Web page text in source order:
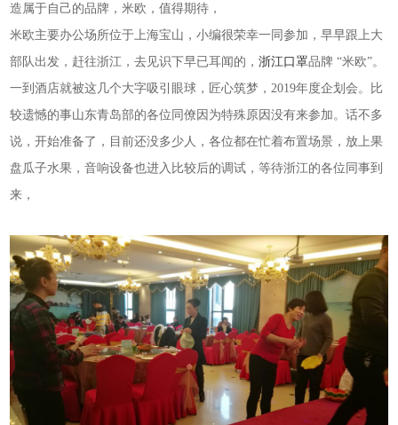
造属于自己的品牌，米欧，值得期待，
米欧主要办公场所位于上海宝山，小编很荣幸一同参加，早早跟上大
部队出发，赶往浙江，去见识下早已耳闻的，浙江口罩品牌 “米欧”。
一到酒店就被这几个大字吸引眼球，匠心筑梦，2019年度企划会。比
较遗憾的事山东青岛部的各位同僚因为特殊原因没有来参加。话不多
说，开始准备了，目前还没多少人，各位都在忙着布置场景，放上果
盘瓜子水果，音响设备也进入比较后的调试，等待浙江的各位同事到
来，